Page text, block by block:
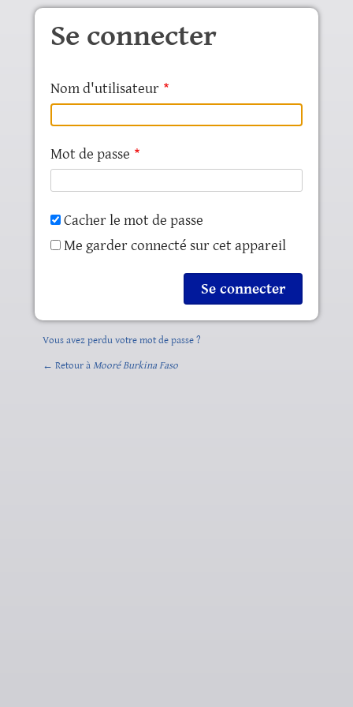
Aller au contenu principal
Se connecter
Nom d'utilisateur
Mot de passe
Cacher le mot de passe
Me garder connecté sur cet appareil
Vous avez perdu votre mot de passe ?
← Retour à Mooré Burkina Faso